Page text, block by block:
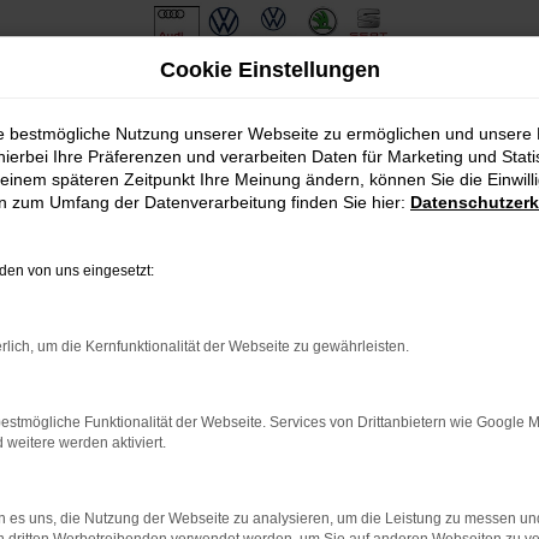
bestimmter Seiten verhindern. Funktioniert die Seite in
dem neuesten Stand sind.
kann auch dazu führen, dass bestimmte Funktionen nicht
Cookie Einstellungen
bestmögliche Nutzung unserer Webseite zu ermöglichen und unsere
Ihre Präferenzen und verarbeiten Daten für Marketing und
späteren Zeitpunkt Ihre Meinung ändern, können Sie die
zum Umfang der Datenverarbeitung finden Sie hier:
von uns eingesetzt:
um die Kernfunktionalität der Webseite zu gewährleisten.
Funktionalität der Webseite. Services von Drittanbietern wie Google
weitere werden aktiviert.
es uns, die Nutzung der Webseite zu analysieren, um die Leistung zu messen